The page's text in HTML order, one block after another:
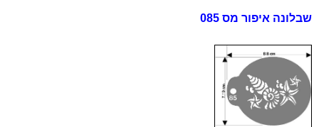
שבלונה איפור מס 085